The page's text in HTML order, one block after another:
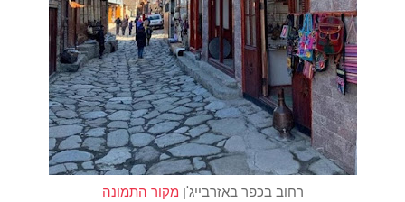
רחוב בכפר באזרבייג'ן מקור התמונה